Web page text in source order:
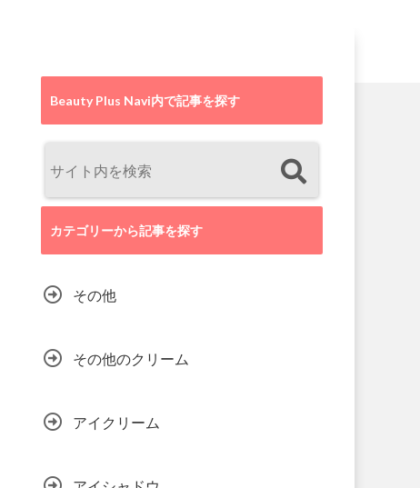
Beauty Plus Navi内で記事を探す
カテゴリーから記事を探す
その他
その他のクリーム
アイクリーム